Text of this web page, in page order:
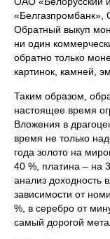
«Белгазпромбанк»,
Обратный выкуп
ни один
обратно только
картинок, камней,
Таким образом,
настоящее время
Вложения в
время не только
года золото на
40 %, платина – на
анализ доходность
зависимости от
%, в серебро от
самый дорогой